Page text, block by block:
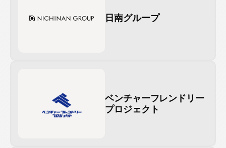
日南グループ
ベンチャーフレンドリー
プロジェクト